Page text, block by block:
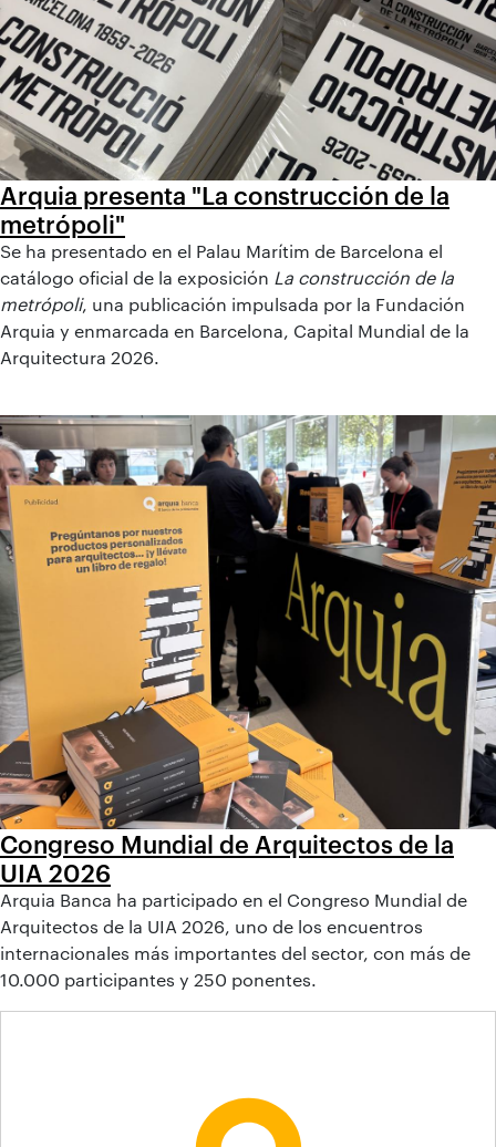
Arquia presenta "La construcción de la
metrópoli"
Se ha presentado en el Palau Marítim de Barcelona el
catálogo oficial de la exposición La construcción de la
metrópoli, una publicación impulsada por la Fundación
Arquia y enmarcada en Barcelona, Capital Mundial de la
Arquitectura 2026.
Congreso Mundial de Arquitectos de la
UIA 2026
Arquia Banca ha participado en el Congreso Mundial de
Arquitectos de la UIA 2026, uno de los encuentros
internacionales más importantes del sector, con más de
10.000 participantes y 250 ponentes.